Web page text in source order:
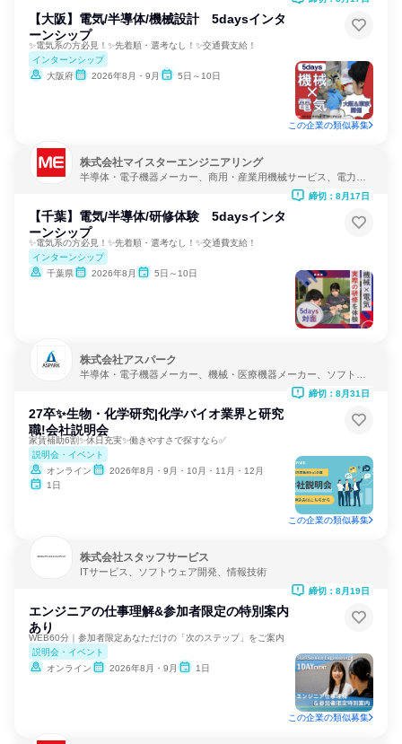
【大阪】電気/半導体/機械設計 5daysインタ
ーンシップ
✨電気系の方必見！✨先着順・選考なし！✨交通費支給！
インターンシップ
大阪府
2026年8月・9月 5日～10日
この企業の類似募集
株式会社マイスターエンジニアリング
半導体・電子機器メーカー、商用・産業用機械サービス、電力・
【千葉】電気/半導体/研修体験 5daysインタ
ーンシップ
✨電気系の方必見！✨先着順・選考なし！✨交通費支給！
インターンシップ
千葉県
2026年8月 5日～10日
締切：8月17日
株式会社アスパーク
半導体・電子機器メーカー、機械・医療機器メーカー、ソフトウ
27卒✨️生物・化学研究|化学バイオ業界と研究
職!会社説明会
家賃補助6割✨️休日充実✨️働きやすさで探すなら✅️
説明会・イベント
オンライン
2026年8月・9月・10月・11月・12月
1日
締切：8月31日
この企業の類似募集
株式会社スタッフサービス
ITサービス、ソフトウェア開発、情報技術
エンジニアの仕事理解&参加者限定の特別案内
あり
WEB60分｜参加者限定あなただけの「次のステップ」をご案内
説明会・イベント
オンライン
2026年8月・9月 1日
締切：8月19日
この企業の類似募集